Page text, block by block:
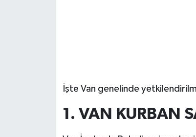
İşte Van genelinde
1. VAN KURBAN